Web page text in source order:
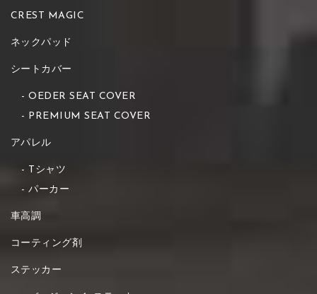
CREST MAGIC
ネックパッド
シートカバー
OEDER SEAT COVER
PREMIUM SEAT COVER
アパレル
Tシャツ
パーカー
車高調
コーティング剤
ステッカー